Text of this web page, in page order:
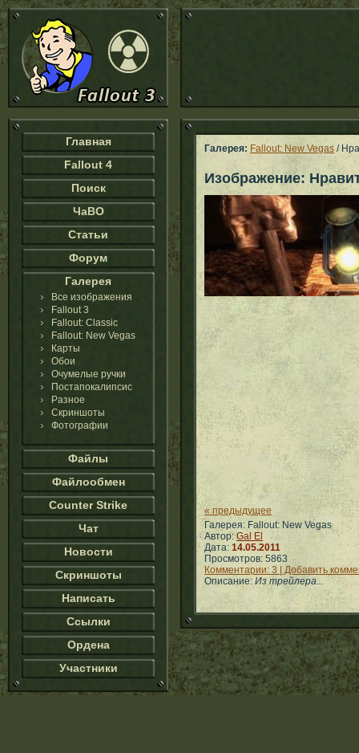
Главная
Fallout 4
Поиск
ЧаВО
Статьи
Форум
Галерея
Все изображения
Fallout 3
Fallout: Classic
Fallout: New Vegas
Карты
Обои
Очумелые ручки
Постапокалипсис
Разное
Скриншоты
Фотографии
Файлы
Файлообмен
Counter Strike
Чат
Новости
Скриншоты
Написать
Ссылки
Ордена
Участники
Галерея: Fallout: New Vegas /
Изображение:
« предыдущее
Галерея: Fallout: New Vegas
Автор: Gal El
Дата: 14.05.2011
Просмотров: 5863
Комментарии: 3 | Добавить
Описание: Из трейлера...